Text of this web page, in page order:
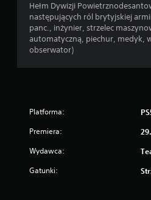
Hełm Dywizji
następujących ról brytyjskiej
panc., inżynier, strzelec
automatyczną, piechur, medyk,
obserwator)
Platforma:
Premiera:
Wydawca:
Gatunki: